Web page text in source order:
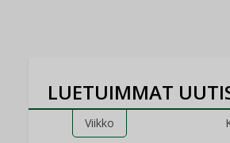
LUETUIMMAT
Viikko